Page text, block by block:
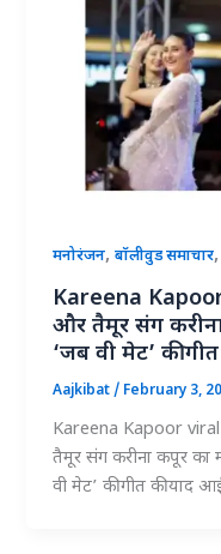
मनोरंजन,बॉलीवुड समाचार
Kareena
और तैमूर संग
‘जब वी मेट’ की
Aajkibat/ February 3,
Kareena Kapoor
तैमूर संग करीना कपूर का
वी मेट’ की गीत की याद